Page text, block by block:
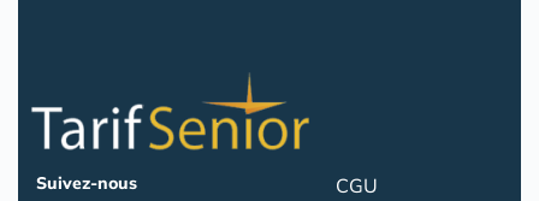
Suivez-nous
CGU